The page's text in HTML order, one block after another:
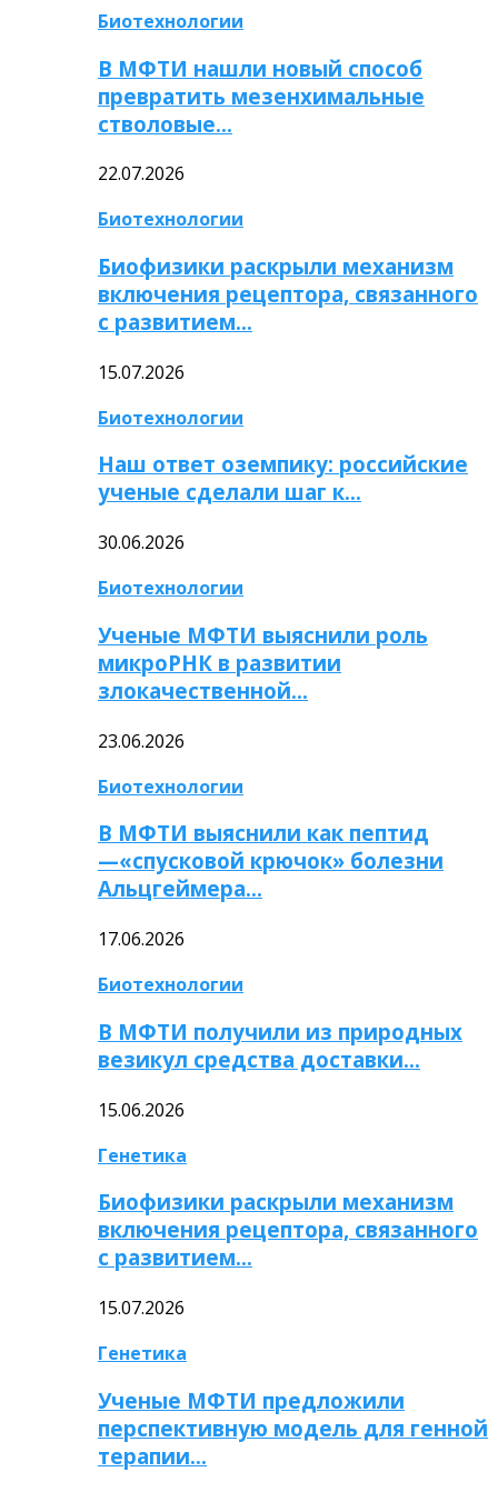
Биотехнологии
В МФТИ нашли новый способ
превратить мезенхимальные
стволовые…
22.07.2026
Биотехнологии
Биофизики раскрыли механизм
включения рецептора, связанного
с развитием…
15.07.2026
Биотехнологии
Наш ответ оземпику: российские
ученые сделали шаг к…
30.06.2026
Биотехнологии
Ученые МФТИ выяснили роль
микроРНК в развитии
злокачественной…
23.06.2026
Биотехнологии
В МФТИ выяснили как пептид
—«спусковой крючок» болезни
Альцгеймера…
17.06.2026
Биотехнологии
В МФТИ получили из природных
везикул средства доставки…
15.06.2026
Генетика
Биофизики раскрыли механизм
включения рецептора, связанного
с развитием…
15.07.2026
Генетика
Ученые МФТИ предложили
перспективную модель для генной
терапии…